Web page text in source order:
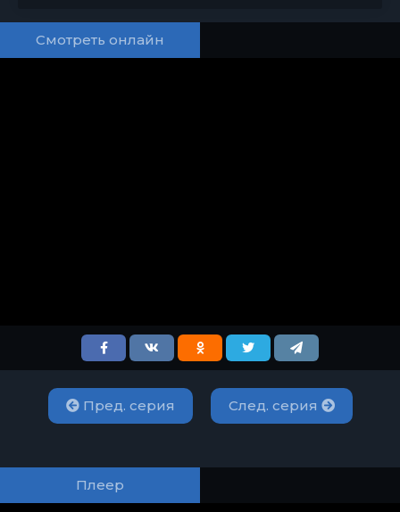
Смотреть онлайн
Пред. серия След. серия
Плеер